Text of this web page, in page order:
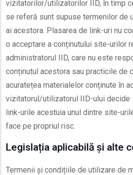
vizitatorilor/utilizatorilor IID, în timp
se referă sunt supuse termenilor de
ai acestora. Plasarea de link-uri nu
o acceptare a conținutului site-urilor
administratorul IID, care nu este
conținutul acestora sau practicile de
acuratețea materialelor conținute în
vizitatorul/utilizatorul IID-ului decide
link-urile acestuia unul dintre site-
face pe propriul risc.
Legislația aplicabilă și alte
Termenii și condițiile de utilizare de